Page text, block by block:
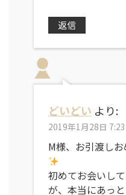
返信
どいどい より:
2019年1月28日
M様、お引渡し
初めてお会いし
が、本当にあっ